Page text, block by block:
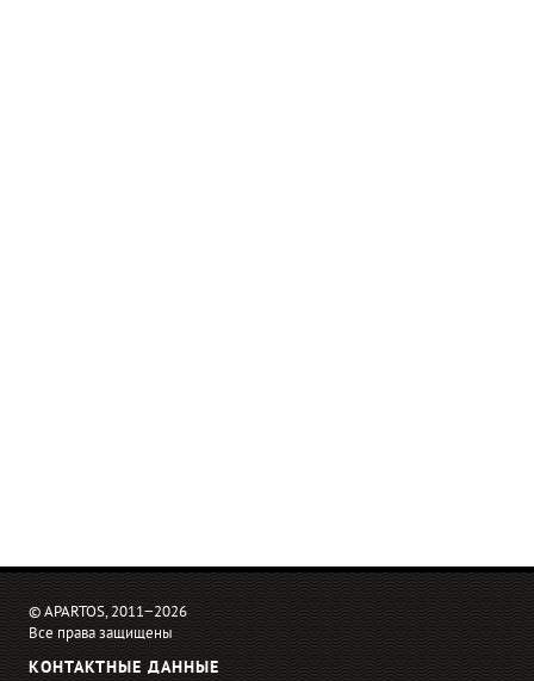
© APARTOS, 2011−2026
Все права защищены
КОНТАКТНЫЕ ДАННЫЕ